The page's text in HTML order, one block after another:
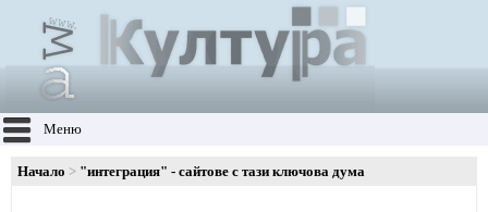
Меню
Начало "интеграция" - сайтове с тази ключова дума